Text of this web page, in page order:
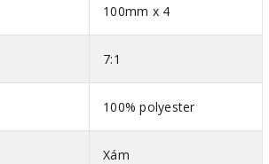
vải bản dẹt 2 đầu mắt Hàn Quốc
ứng với tải trọng 1 tấn
100mm x 4
7:1
100% polyester
Xám